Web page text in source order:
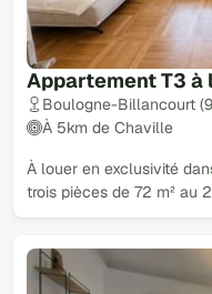
Appartement T3 à
Boulogne-Billancourt
À 5km de Chaville
À louer en exclusivité
trois pièces de 72 m² au